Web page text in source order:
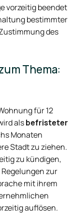
vorzeitig beendet
bestimmter
des
Thema:
für 12
alsbefristeter
Monaten
Stadt zu ziehen.
zu kündigen,
zur
mit ihrem
auflösen.